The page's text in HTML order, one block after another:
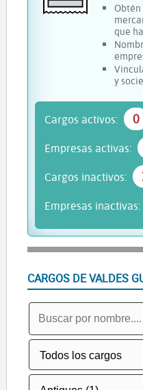
que
y
Cargos activos: 0
Empresas activas:
Cargos inactivos:
Empresas inactivas:
CARGOS DE VALDES